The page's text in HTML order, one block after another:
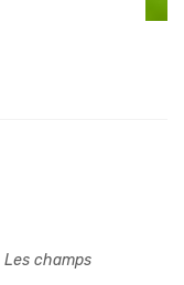
Les champs